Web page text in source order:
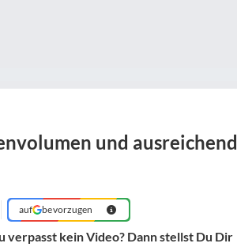
und ausreichend
auf bevorzugen
verpasst kein Video? Dann stellst Du Dir